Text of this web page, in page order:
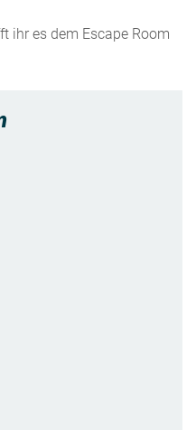
ihr es dem Escape Room